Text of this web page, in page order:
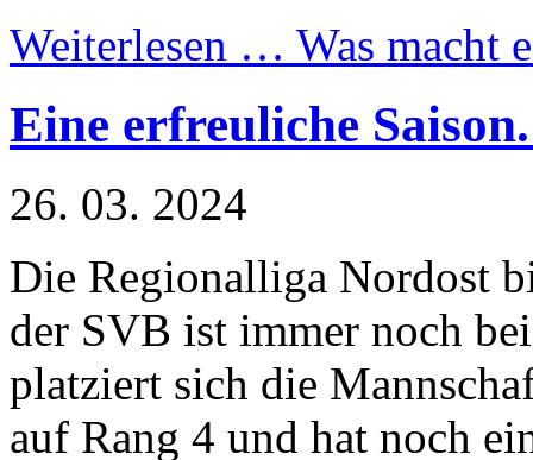
Weiterlesen … Was macht
Eine erfreuliche
26. 03. 2024
Die Regionalliga Nordost
der SVB ist immer noch
platziert sich die
auf Rang 4 und hat noch